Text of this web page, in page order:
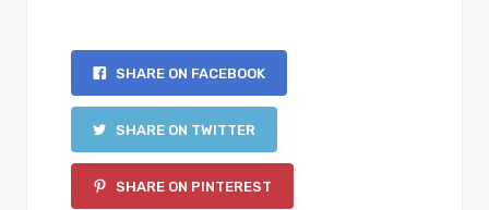
SHARE ON FACEBOOK
SHARE ON TWITTER
SHARE ON PINTEREST